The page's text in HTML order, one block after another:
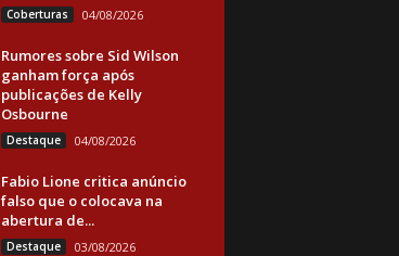
Coberturas 04/08/2026
Rumores sobre Sid Wilson
ganham força após
publicações de Kelly
Osbourne
Destaque 04/08/2026
Fabio Lione critica anúncio
falso que o colocava na
abertura de...
Destaque 03/08/2026